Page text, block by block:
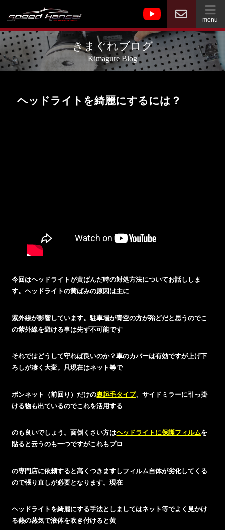
menu
きまぐれブログ
Kimagure Blog
ヘッドライトを綺麗にするには？
今回はヘッドライトが黄ばんだ時の対処方法についてお話ししま
す。ヘッドライトの黄ばみの原因は主に
紫外線が影響しています。駐車場が青空の方が殆どだと思うのでこ
の紫外線を避ける事は先ず不可能です
それではどうして守れば良いのか？車のカバーは有効ですが上げ下
ろしが凄く大変。只現在はネット等で
ボンネット（前回り）だけの裏起毛タイプ、サイドミラーに引っ掛
ける物も出ているのでこれを活用する
のも良いでしょう。面倒くさい方はヘッドライトに保護フィルムを
貼ると云うのも一つですがこれもプロ
の専門店に依頼すると高くつきますしフィルム自体が劣化してくる
ので張り直しが必要となります。現在
ヘッドライトを綺麗にする手法としましてはネット等でよく見かけ
る熱の蒸気で液体を吹き付けると黄